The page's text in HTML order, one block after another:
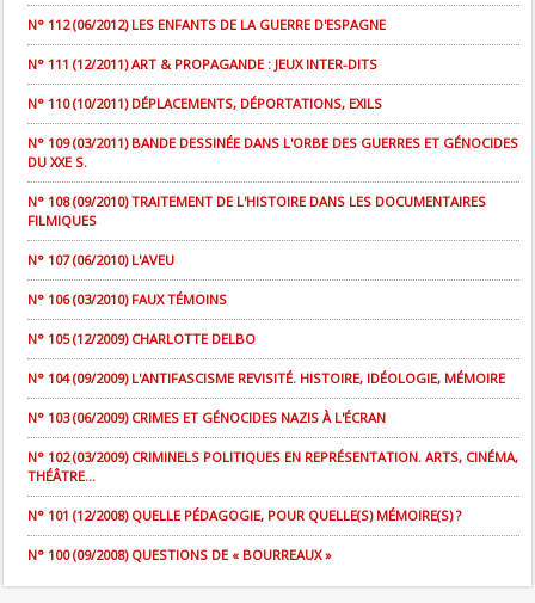
N° 112 (06/2012) LES ENFANTS DE LA GUERRE D'ESPAGNE
N° 111 (12/2011) ART & PROPAGANDE : JEUX INTER-DITS
N° 110 (10/2011) DÉPLACEMENTS, DÉPORTATIONS, EXILS
N° 109 (03/2011) BANDE DESSINÉE DANS L'ORBE DES GUERRES ET GÉNOCIDES
DU XXE S.
N° 108 (09/2010) TRAITEMENT DE L'HISTOIRE DANS LES DOCUMENTAIRES
FILMIQUES
N° 107 (06/2010) L'AVEU
N° 106 (03/2010) FAUX TÉMOINS
N° 105 (12/2009) CHARLOTTE DELBO
N° 104 (09/2009) L'ANTIFASCISME REVISITÉ. HISTOIRE, IDÉOLOGIE, MÉMOIRE
N° 103 (06/2009) CRIMES ET GÉNOCIDES NAZIS À L'ÉCRAN
N° 102 (03/2009) CRIMINELS POLITIQUES EN REPRÉSENTATION. ARTS, CINÉMA,
THÉÂTRE...
N° 101 (12/2008) QUELLE PÉDAGOGIE, POUR QUELLE(S) MÉMOIRE(S) ?
N° 100 (09/2008) QUESTIONS DE « BOURREAUX »